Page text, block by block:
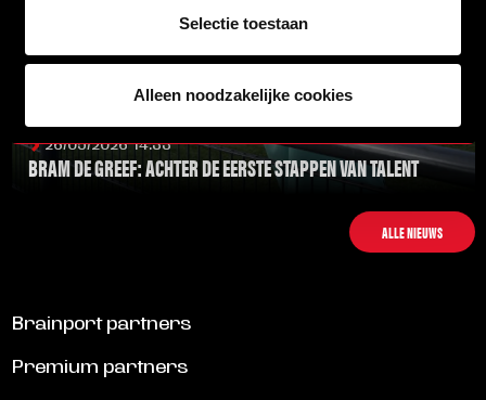
Selectie toestaan
Alleen noodzakelijke cookies
26/05/2026 14:33
BRAM DE GREEF: ACHTER DE EERSTE STAPPEN VAN TALENT
ALLE NIEUWS
Brainport partners
Premium partners